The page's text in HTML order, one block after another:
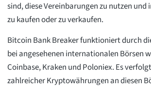
sind, diese Vereinbarungen zu nutzen und
zu kaufen oder zu verkaufen.
Bitcoin Bank Breaker funktioniert durch
bei angesehenen internationalen Börsen
Coinbase, Kraken und Poloniex. Es
zahlreicher Kryptowährungen an diesen